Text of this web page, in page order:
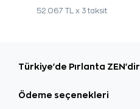
52.067 TL x 3 taksit
Türkiye'de Pırlanta ZEN'dir
Ödeme seçenekleri